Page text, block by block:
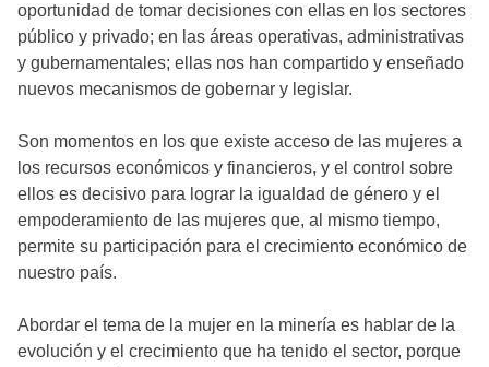
oportunidad de tomar decisiones con ellas en los sectores
público y privado; en las áreas operativas, administrativas
y gubernamentales; ellas nos han compartido y enseñado
nuevos mecanismos de gobernar y legislar.
Son momentos en los que existe acceso de las mujeres a
los recursos económicos y financieros, y el control sobre
ellos es decisivo para lograr la igualdad de género y el
empoderamiento de las mujeres que, al mismo tiempo,
permite su participación para el crecimiento económico de
nuestro país.
Abordar el tema de la mujer en la minería es hablar de la
evolución y el crecimiento que ha tenido el sector, porque